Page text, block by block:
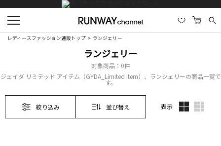
レディースファッション通販トップ ランジェリー
ランジェリー
対象商品： 0件
ジェイダ リミテッド アイテム（GYDA_Limited Item）、ランジェリーの商品一覧で
す。
絞り込み 並び替え 表示